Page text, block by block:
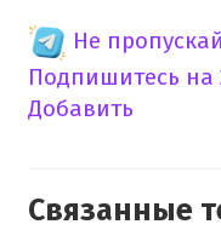
Не
Подпишитесь на
Добавить
Связанные